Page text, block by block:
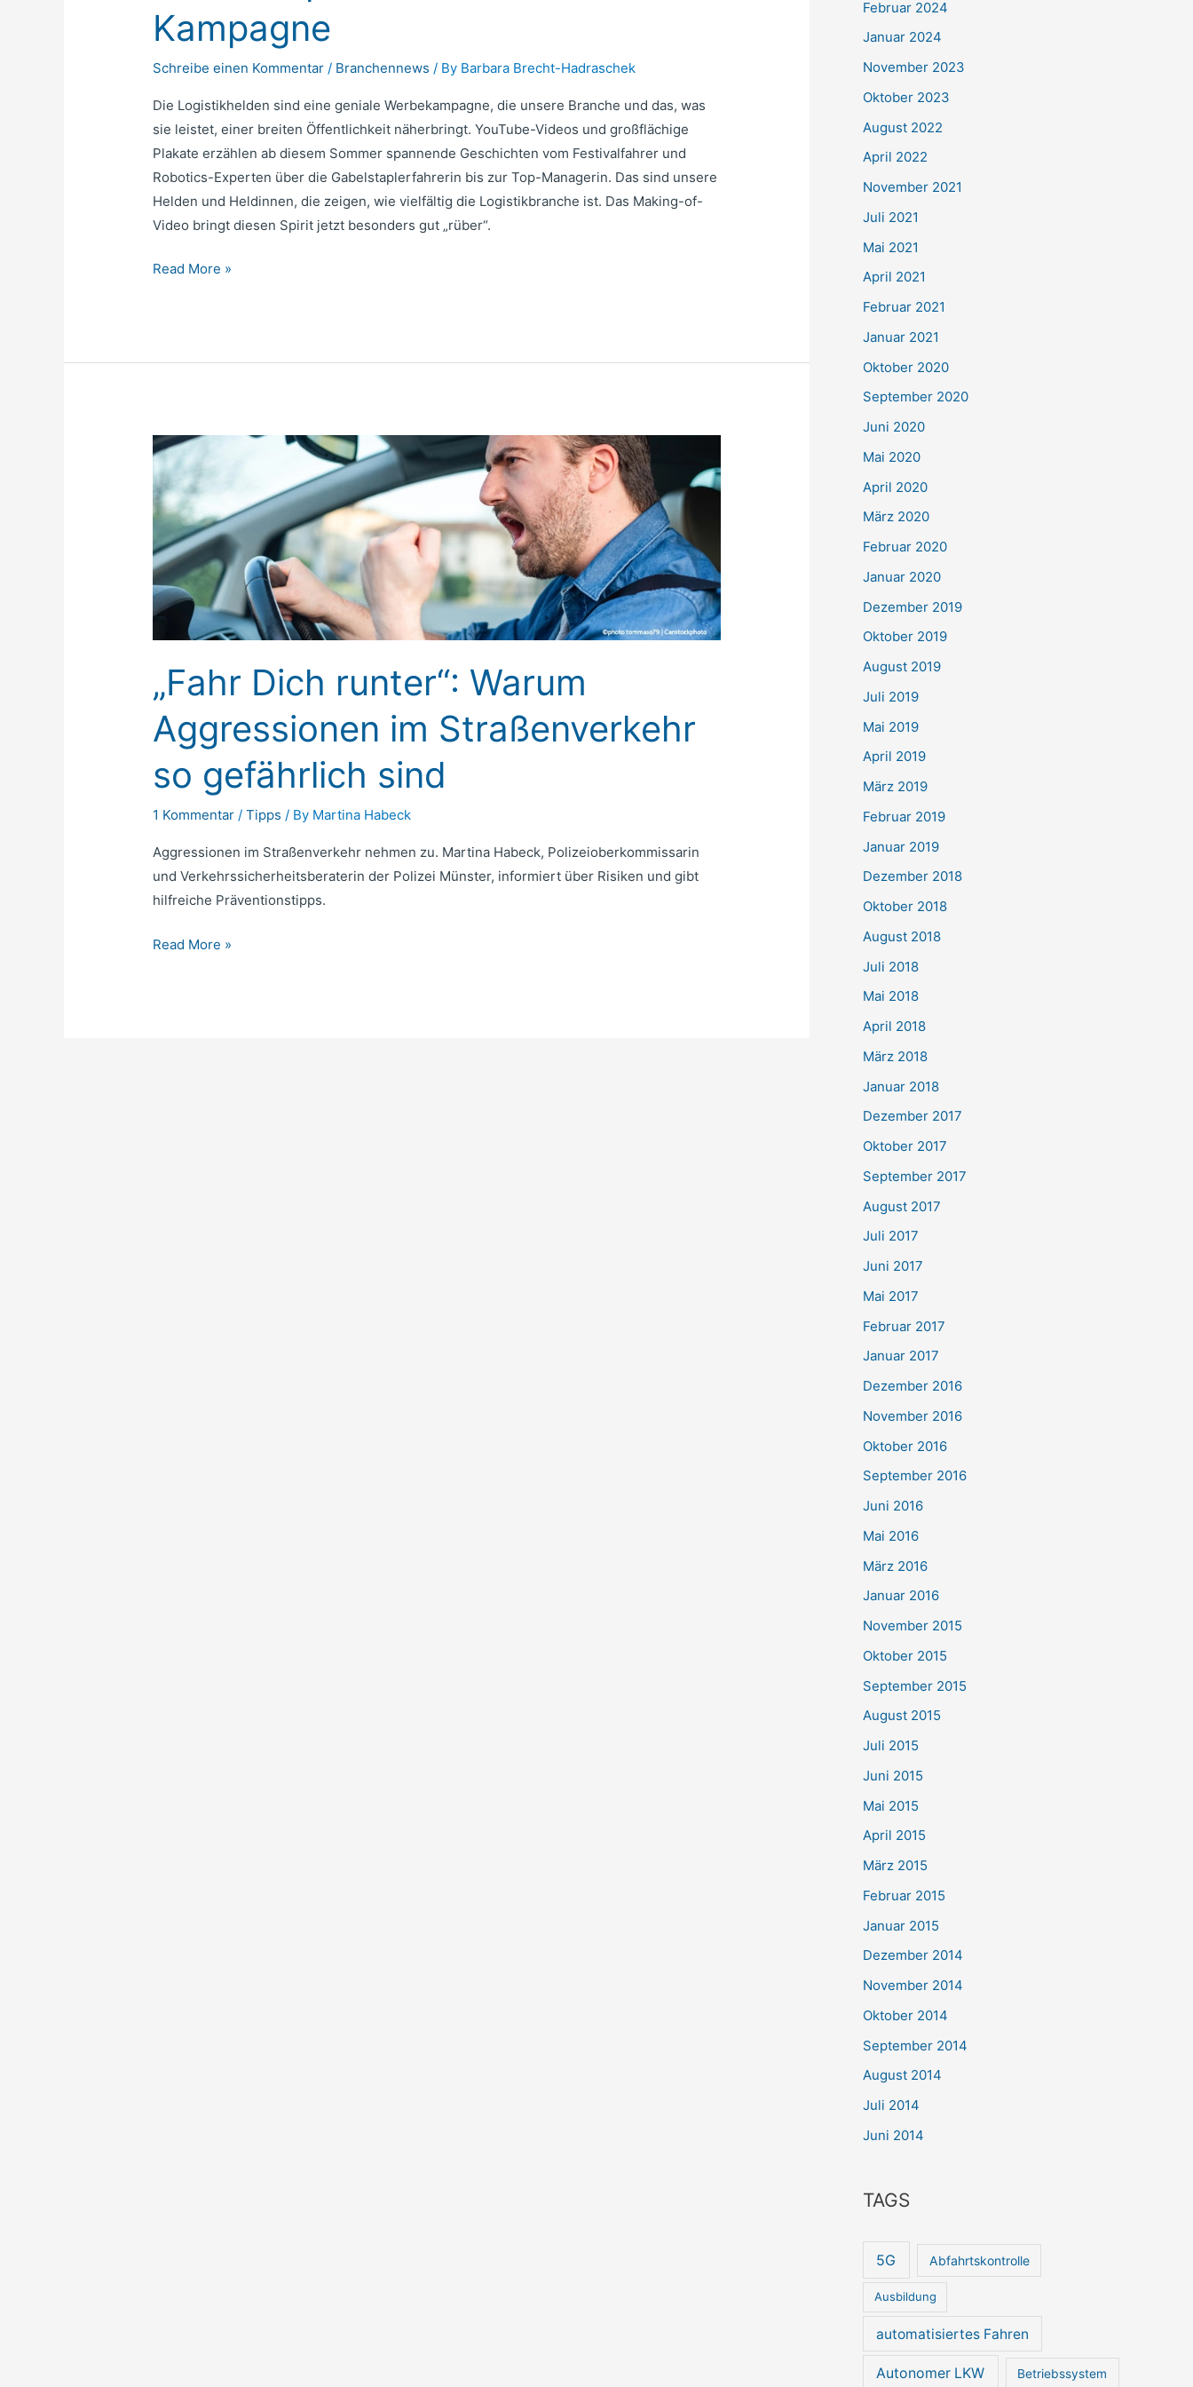
Kampagne
Schreibe einen Kommentar / Branchennews / By Barbara Brecht-Hadraschek
Die Logistikhelden sind eine geniale Werbekampagne, die unsere Branche und das, was
sie leistet, einer breiten Öffentlichkeit näherbringt. YouTube-Videos und großflächige
Plakate erzählen ab diesem Sommer spannende Geschichten vom Festivalfahrer und
Robotics-Experten über die Gabelstaplerfahrerin bis zur Top-Managerin. Das sind unsere
Helden und Heldinnen, die zeigen, wie vielfältig die Logistikbranche ist. Das Making-of-
Video bringt diesen Spirit jetzt besonders gut „rüber“.
Read More »
„Fahr Dich runter“: Warum
Aggressionen im Straßenverkehr
so gefährlich sind
1 Kommentar /Tipps / By Martina Habeck
Aggressionen im Straßenverkehr nehmen zu. Martina Habeck, Polizeioberkommissarin
und Verkehrssicherheitsberaterin der Polizei Münster, informiert über Risiken und gibt
hilfreiche Präventionstipps.
„Fahr
Dich
runter“:
Warum
Aggressionen
im
Straßenverkehr
so
gefährlich
Read More »
Februar 2024
Januar 2024
November 2023
Oktober 2023
August 2022
April 2022
November 2021
Juli 2021
Mai 2021
April 2021
Februar 2021
Januar 2021
Oktober 2020
September 2020
Juni 2020
Mai 2020
April 2020
März 2020
Februar 2020
Januar 2020
Dezember 2019
Oktober 2019
August 2019
Juli 2019
Mai 2019
April 2019
März 2019
Februar 2019
Januar 2019
Dezember 2018
Oktober 2018
August 2018
Juli 2018
Mai 2018
April 2018
März 2018
Januar 2018
Dezember 2017
Oktober 2017
September 2017
August 2017
Juli 2017
Juni 2017
Mai 2017
Februar 2017
Januar 2017
Dezember 2016
November 2016
Oktober 2016
September 2016
Juni 2016
Mai 2016
März 2016
Januar 2016
November 2015
Oktober 2015
September 2015
August 2015
Juli 2015
Juni 2015
Mai 2015
April 2015
März 2015
Februar 2015
Januar 2015
Dezember 2014
November 2014
Oktober 2014
September 2014
August 2014
Juli 2014
Juni 2014
TAGS
5G Abfahrtskontrolle
Ausbildung
automatisiertes Fahren
Autonomer LKW Betriebssystem